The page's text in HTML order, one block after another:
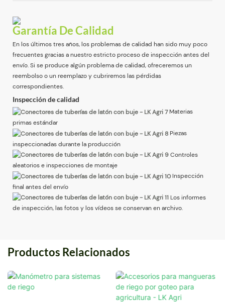
Garantía De Calidad
En los últimos tres años, los problemas de calidad han sido muy poco
frecuentes gracias a nuestro estricto proceso de inspección antes del
envío. Si se produce algún problema de calidad, ofreceremos un
reembolso o un reemplazo y cubriremos las pérdidas
correspondientes.
Inspección de calidad
Materias
primas estándar
Piezas
inspeccionadas durante la producción
Controles
aleatorios e inspecciones de montaje
Inspección
final antes del envío
Los informes
de inspección, las fotos y los vídeos se conservan en archivo.
Productos Relacionados